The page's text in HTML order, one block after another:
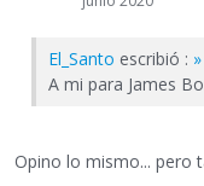
El_Santo escribió : »
A mi para James
Opino lo mismo... pero